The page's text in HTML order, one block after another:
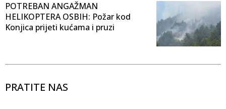
POTREBAN ANGAŽMAN
HELIKOPTERA OSBIH: Požar kod
Konjica prijeti kućama i pruzi
PRATITE NAS